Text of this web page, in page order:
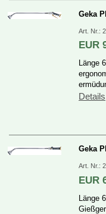
Art.Nr.:
EUR
Details
Art.Nr.:
EUR